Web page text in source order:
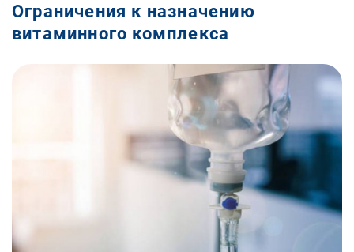
Ограничения к назначению
витаминного комплекса